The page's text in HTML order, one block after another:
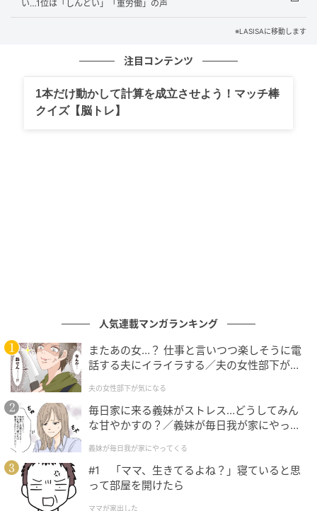
※販売店舗は（CASETiFY OSAKA 心斎橋店、札幌
PARCO店、渋谷PARCO店、池袋PARCO店、新宿マル
多店、名古屋タカシマヤゲートタワーモール店、ニュ
ウマン高輪店）
（LASISA編集部）
い…1位は「しんどい」「重労働」の声
※LASISAに移動します
注目コンテンツ
1本だけ動かして計算を成立させよう！マッチ棒
クイズ【脳トレ】
人気連載マンガランキング
またあの女…？ 仕事と言いつつ楽しそうに電
話する夫にイライラする／夫の女性部下が気
夫の女性部下が気になる
毎日家に来る義妹がストレス…どうしてみん
な甘やかすの？／義妹が毎日我が家にやって
が】
義妹が毎日我が家にやってくる
#1 「ママ、生きてるよね？」寝ていると思
って部屋を開けたら
ママが家出した